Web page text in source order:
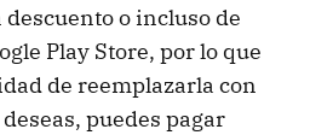
o incluso de
Play Store, por lo que
de reemplazarla con
puedes pagar